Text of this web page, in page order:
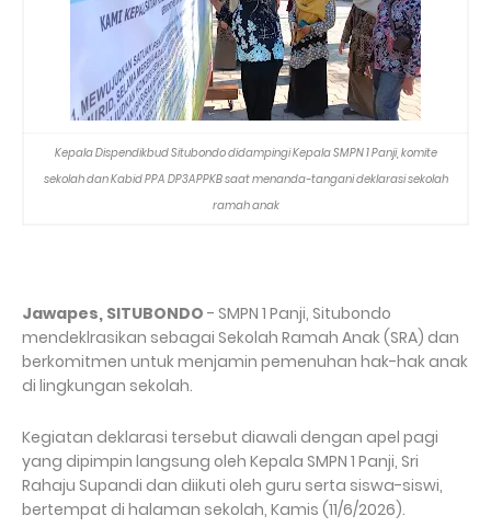
Kepala Dispendikbud Situbondo didampingi Kepala SMPN 1 Panji, komite
sekolah dan Kabid PPA DP3APPKB saat menanda-tangani deklarasi sekolah
ramah anak
Jawapes, SITUBONDO - SMPN 1 Panji, Situbondo
mendeklrasikan sebagai Sekolah Ramah Anak (SRA) dan
berkomitmen untuk menjamin pemenuhan hak-hak anak
di lingkungan sekolah.
Kegiatan deklarasi tersebut diawali dengan apel pagi
yang dipimpin langsung oleh Kepala SMPN 1 Panji, Sri
Rahaju Supandi dan diikuti oleh guru serta siswa-siswi,
bertempat di halaman sekolah, Kamis (11/6/2026).